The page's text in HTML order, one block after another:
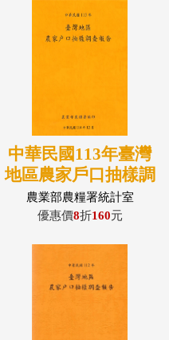
中華民國113年臺灣
地區農家戶口抽樣調
查報告
農業部農糧署統計室
優惠價8折160元